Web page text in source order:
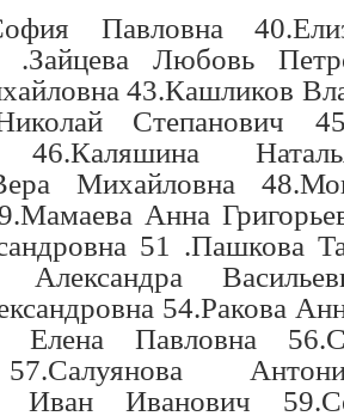
Павловна
Любовь
43.Кашликов
Степанович
46.Каляшина
Михайловна
Анна
51 .Пашкова
Александра
54.Ракова
Елена Павловна
Иван Иванович